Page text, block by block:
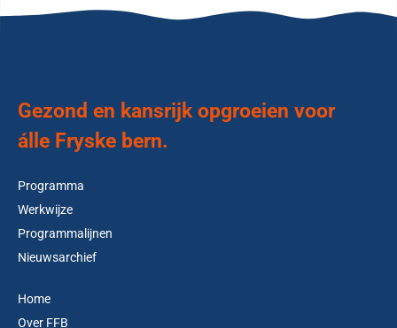
Gezond en kansrijk opgroeien voor
álle Fryske bern.
Programma
Werkwijze
Programmalijnen
Nieuwsarchief
Home
Over FFB